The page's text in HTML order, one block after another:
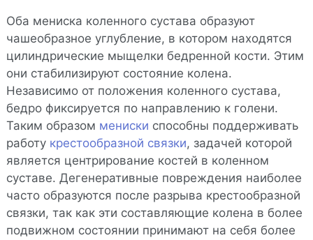
Оба мениска коленного сустава образуют
чашеобразное углубление, в котором находятся
цилиндрические мыщелки бедренной кости. Этим
они стабилизируют состояние колена.
Независимо от положения коленного сустава,
бедро фиксируется по направлению к голени.
Таким образом мениски способны поддерживать
работу крестообразной связки, задачей которой
является центрирование костей в коленном
суставе. Дегенеративные повреждения наиболее
часто образуются после разрыва крестообразной
связки, так как эти составляющие колена в более
подвижном состоянии принимают на себя более